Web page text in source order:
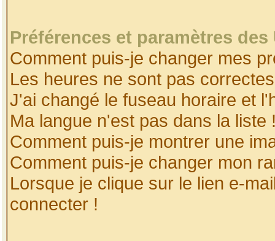
Préférences et paramètres
Comment puis-je changer mes
Les heures ne sont pas
J'ai changé le fuseau horaire et
Ma langue n'est pas dans la liste
Comment puis-je montrer une
Comment puis-je changer mon
Lorsque je clique sur le lien e-
connecter !